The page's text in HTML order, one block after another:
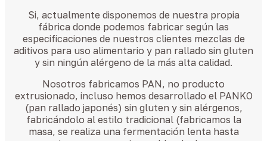
Si, actualmente disponemos de nuestra propia
fábrica donde podemos fabricar según las
especificaciones de nuestros clientes mezclas de
aditivos para uso alimentario y pan rallado sin gluten
y sin ningún alérgeno de la más alta calidad.
Nosotros fabricamos PAN, no producto
extrusionado, incluso hemos desarrollado el PANKO
(pan rallado japonés) sin gluten y sin alérgenos,
fabricándolo al estilo tradicional (fabricamos la
masa, se realiza una fermentación lenta hasta